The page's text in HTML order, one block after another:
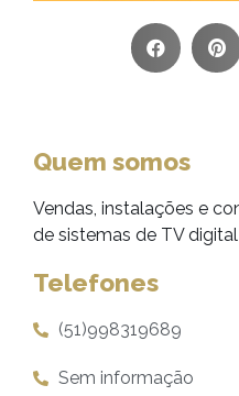
Quem somos
Vendas, instalações e
de sistemas de TV
Telefones
(51)998319689
Sem informação